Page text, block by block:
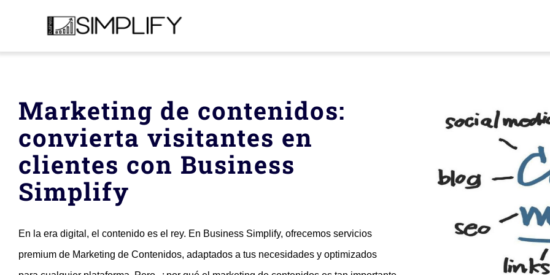
content
Servicios
Quiénes somos
Español
Póngase en contacto con
Marketing de contenidos:
convierta visitantes en
clientes con Business
Simplify
En la era digital, el contenido es el rey. En Business Simplify, ofrecemos servicios
premium de Marketing de Contenidos, adaptados a tus necesidades y optimizados